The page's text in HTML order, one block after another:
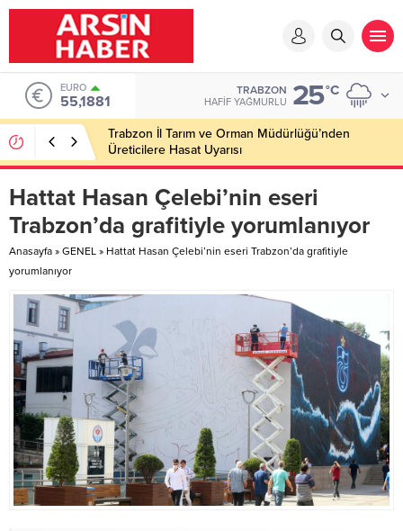
EURO
55,1881
TRABZON
HAFIF YAĞMURLU 25°C
Trabzon İl Tarım ve Orman Müdürlüğü’nden
Üreticilere Hasat Uyarısı
Hattat Hasan Çelebi’nin eseri
Trabzon’da grafitiyle yorumlanıyor
Anasayfa » GENEL » Hattat Hasan Çelebi’nin eseri Trabzon’da grafitiyle
yorumlanıyor